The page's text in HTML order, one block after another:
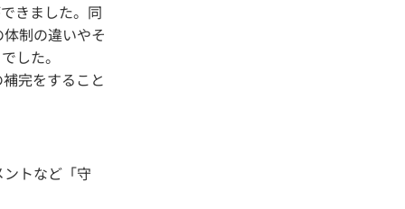
きました。同
制の違いやそ
した。
完をすること
トなど「守